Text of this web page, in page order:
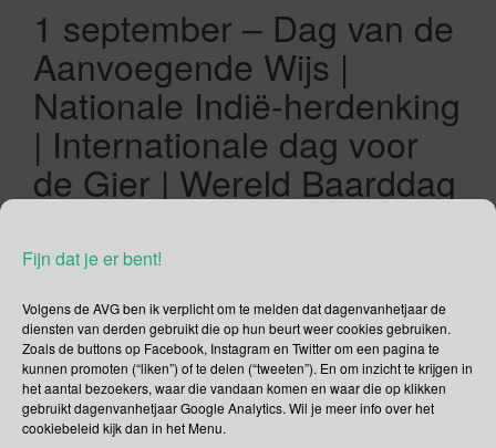
Fijn dat je er bent!
Volgens de AVG ben ik verplicht om te melden dat dagenvanhetjaar de
diensten van derden gebruikt die op hun beurt weer cookies gebruiken.
Zoals de buttons op Facebook, Instagram en Twitter om een pagina te
kunnen promoten (“liken”) of te delen (“tweeten”). En om inzicht te krijgen in
het aantal bezoekers, waar die vandaan komen en waar die op klikken
gebruikt dagenvanhetjaar Google Analytics. Wil je meer info over het
cookiebeleid kijk dan in het Menu.
1 september – Dag van de
Aanvoegende Wijs |
Nationale Indië-herdenking
| Internationale dag voor
de Gier | Wereld Baarddag
Schrijven
01/09/2018 Gina Makken
Een reactie plaatsen
September
Dag van de Aanvoegende Wijs In 2011 werd 1 september
uitgeroepen tot Dag van de Aanvoegende Wijs. De reden
hiervoor was dat in het algemeen gezien de aanvoegende